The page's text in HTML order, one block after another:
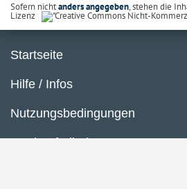
Sofern nichtanders angegeben, stehen die
Lizenz
Startseite
Hilfe / Infos
Nutzungsbedingungen
Barrierefreiheit